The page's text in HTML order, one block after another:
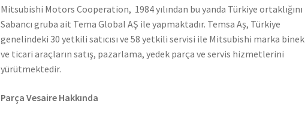
Mitsubishi Motors Cooperation, 1984 yılından bu yanda Türkiye ortaklığını
Sabancı gruba ait Tema Global AŞ ile yapmaktadır. Temsa Aş, Türkiye
genelindeki 30 yetkili satıcısı ve 58 yetkili servisi ile Mitsubishi marka binek
ve ticari araçların satış, pazarlama, yedek parça ve servis hizmetlerini
yürütmektedir.
Parça Vesaire Hakkında